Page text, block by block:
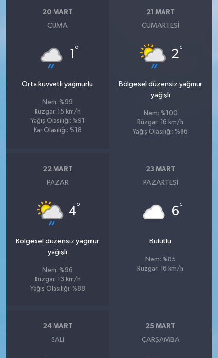
20 MART
CUMA
1 °
Orta kuvvetli yağmurlu
Nem: %99
Rüzgar: 15 km/h
Yağış Olasılığı: %91
Kar Olasılığı: %18
21 MART
CUMARTESI
2°
Bölgesel düzensiz yağmur
yağışlı
Nem: %100
Rüzgar: 16 km/h
Yağış Olasılığı: %86
22 MART
PAZAR
4°
Bölgesel düzensiz yağmur
yağışlı
Nem: %96
Rüzgar: 13 km/h
Yağış Olasılığı: %88
23 MART
PAZARTESI
6°
Bulutlu
Nem: %85
Rüzgar: 16 km/h
24 MART
SALI
25 MART
ÇARŞAMBA